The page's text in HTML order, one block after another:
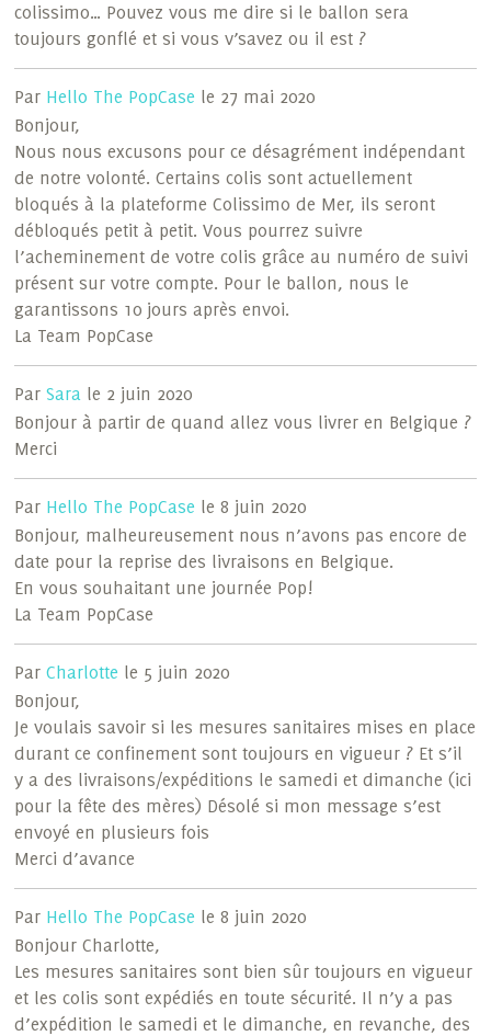
colissimo… Pouvez vous me dire si le ballon sera
toujours gonflé et si vous v’savez ou il est ?
Par Hello The PopCase le 27 mai 2020
Bonjour,
Nous nous excusons pour ce désagrément indépendant
de notre volonté. Certains colis sont actuellement
bloqués à la plateforme Colissimo de Mer, ils seront
débloqués petit à petit. Vous pourrez suivre
l’acheminement de votre colis grâce au numéro de suivi
présent sur votre compte. Pour le ballon, nous le
garantissons 10 jours après envoi.
La Team PopCase
ParSara le 2 juin 2020
Bonjour à partir de quand allez vous livrer en Belgique ?
Merci
Par Hello The PopCase le 8 juin 2020
Bonjour, malheureusement nous n’avons pas encore de
date pour la reprise des livraisons en Belgique.
En vous souhaitant une journée Pop!
La Team PopCase
ParCharlotte le 5 juin 2020
Bonjour,
Je voulais savoir si les mesures sanitaires mises en place
durant ce confinement sont toujours en vigueur ? Et s’il
y a des livraisons/expéditions le samedi et dimanche (ici
pour la fête des mères) Désolé si mon message s’est
envoyé en plusieurs fois
Merci d’avance
Par Hello The PopCase le 8 juin 2020
Bonjour Charlotte,
Les mesures sanitaires sont bien sûr toujours en vigueur
et les colis sont expédiés en toute sécurité. Il n’y a pas
d’expédition le samedi et le dimanche, en revanche, des